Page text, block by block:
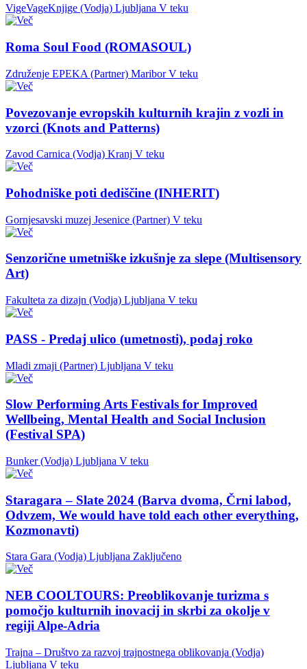
VigeVageKnjige (Vodja) Ljubljana V teku
Roma Soul Food (ROMASOUL)
Združenje EPEKA (Partner) Maribor V teku
Povezovanje evropskih kulturnih krajin z vozli in
vzorci (Knots and Patterns)
Zavod Carnica (Vodja) Kranj V teku
Pohodniške poti dediščine (INHERIT)
Gornjesavski muzej Jesenice (Partner) V teku
Senzorične umetniške izkušnje za slepe (Multisensory
Art)
Fakulteta za dizajn (Vodja) Ljubljana V teku
PASS - Predaj ulico (umetnosti), podaj roko
Mladi zmaji (Partner) Ljubljana V teku
Slow Performing Arts Festivals for Improved
Wellbeing, Mental Health and Social Inclusion
(Festival SPA)
Bunker (Vodja) Ljubljana V teku
Staragara – Slate 2024 (Barva dvoma, Črni labod,
Odvzem, We would have told each other everything,
Kozmonavti)
Stara Gara (Vodja) Ljubljana Zaključeno
NEB COOLTOURS: Preoblikovanje turizma s
pomočjo kulturnih inovacij in skrbi za okolje v
regiji Alpe-Adria
Trajna – Društvo za razvoj trajnostnega oblikovanja (Vodja)
Ljubljana V teku